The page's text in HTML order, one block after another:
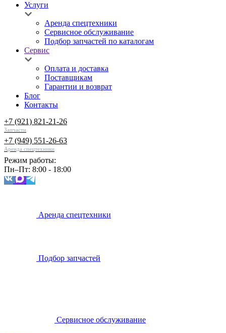
Услуги
Аренда спецтехники
Сервисное обслуживание
Подбор запчастей по каталогам
Сервис
Оплата и доставка
Поставщикам
Гарантии и возврат
Блог
Контакты
+7 (921) 821-21-26
Запчасти
+7 (949) 551-26-63
Аренда спецтехники
Режим работы:
Пн–Пт: 8:00 - 18:00
Аренда спецтехники
Подбор запчастей
Сервисное обслуживание